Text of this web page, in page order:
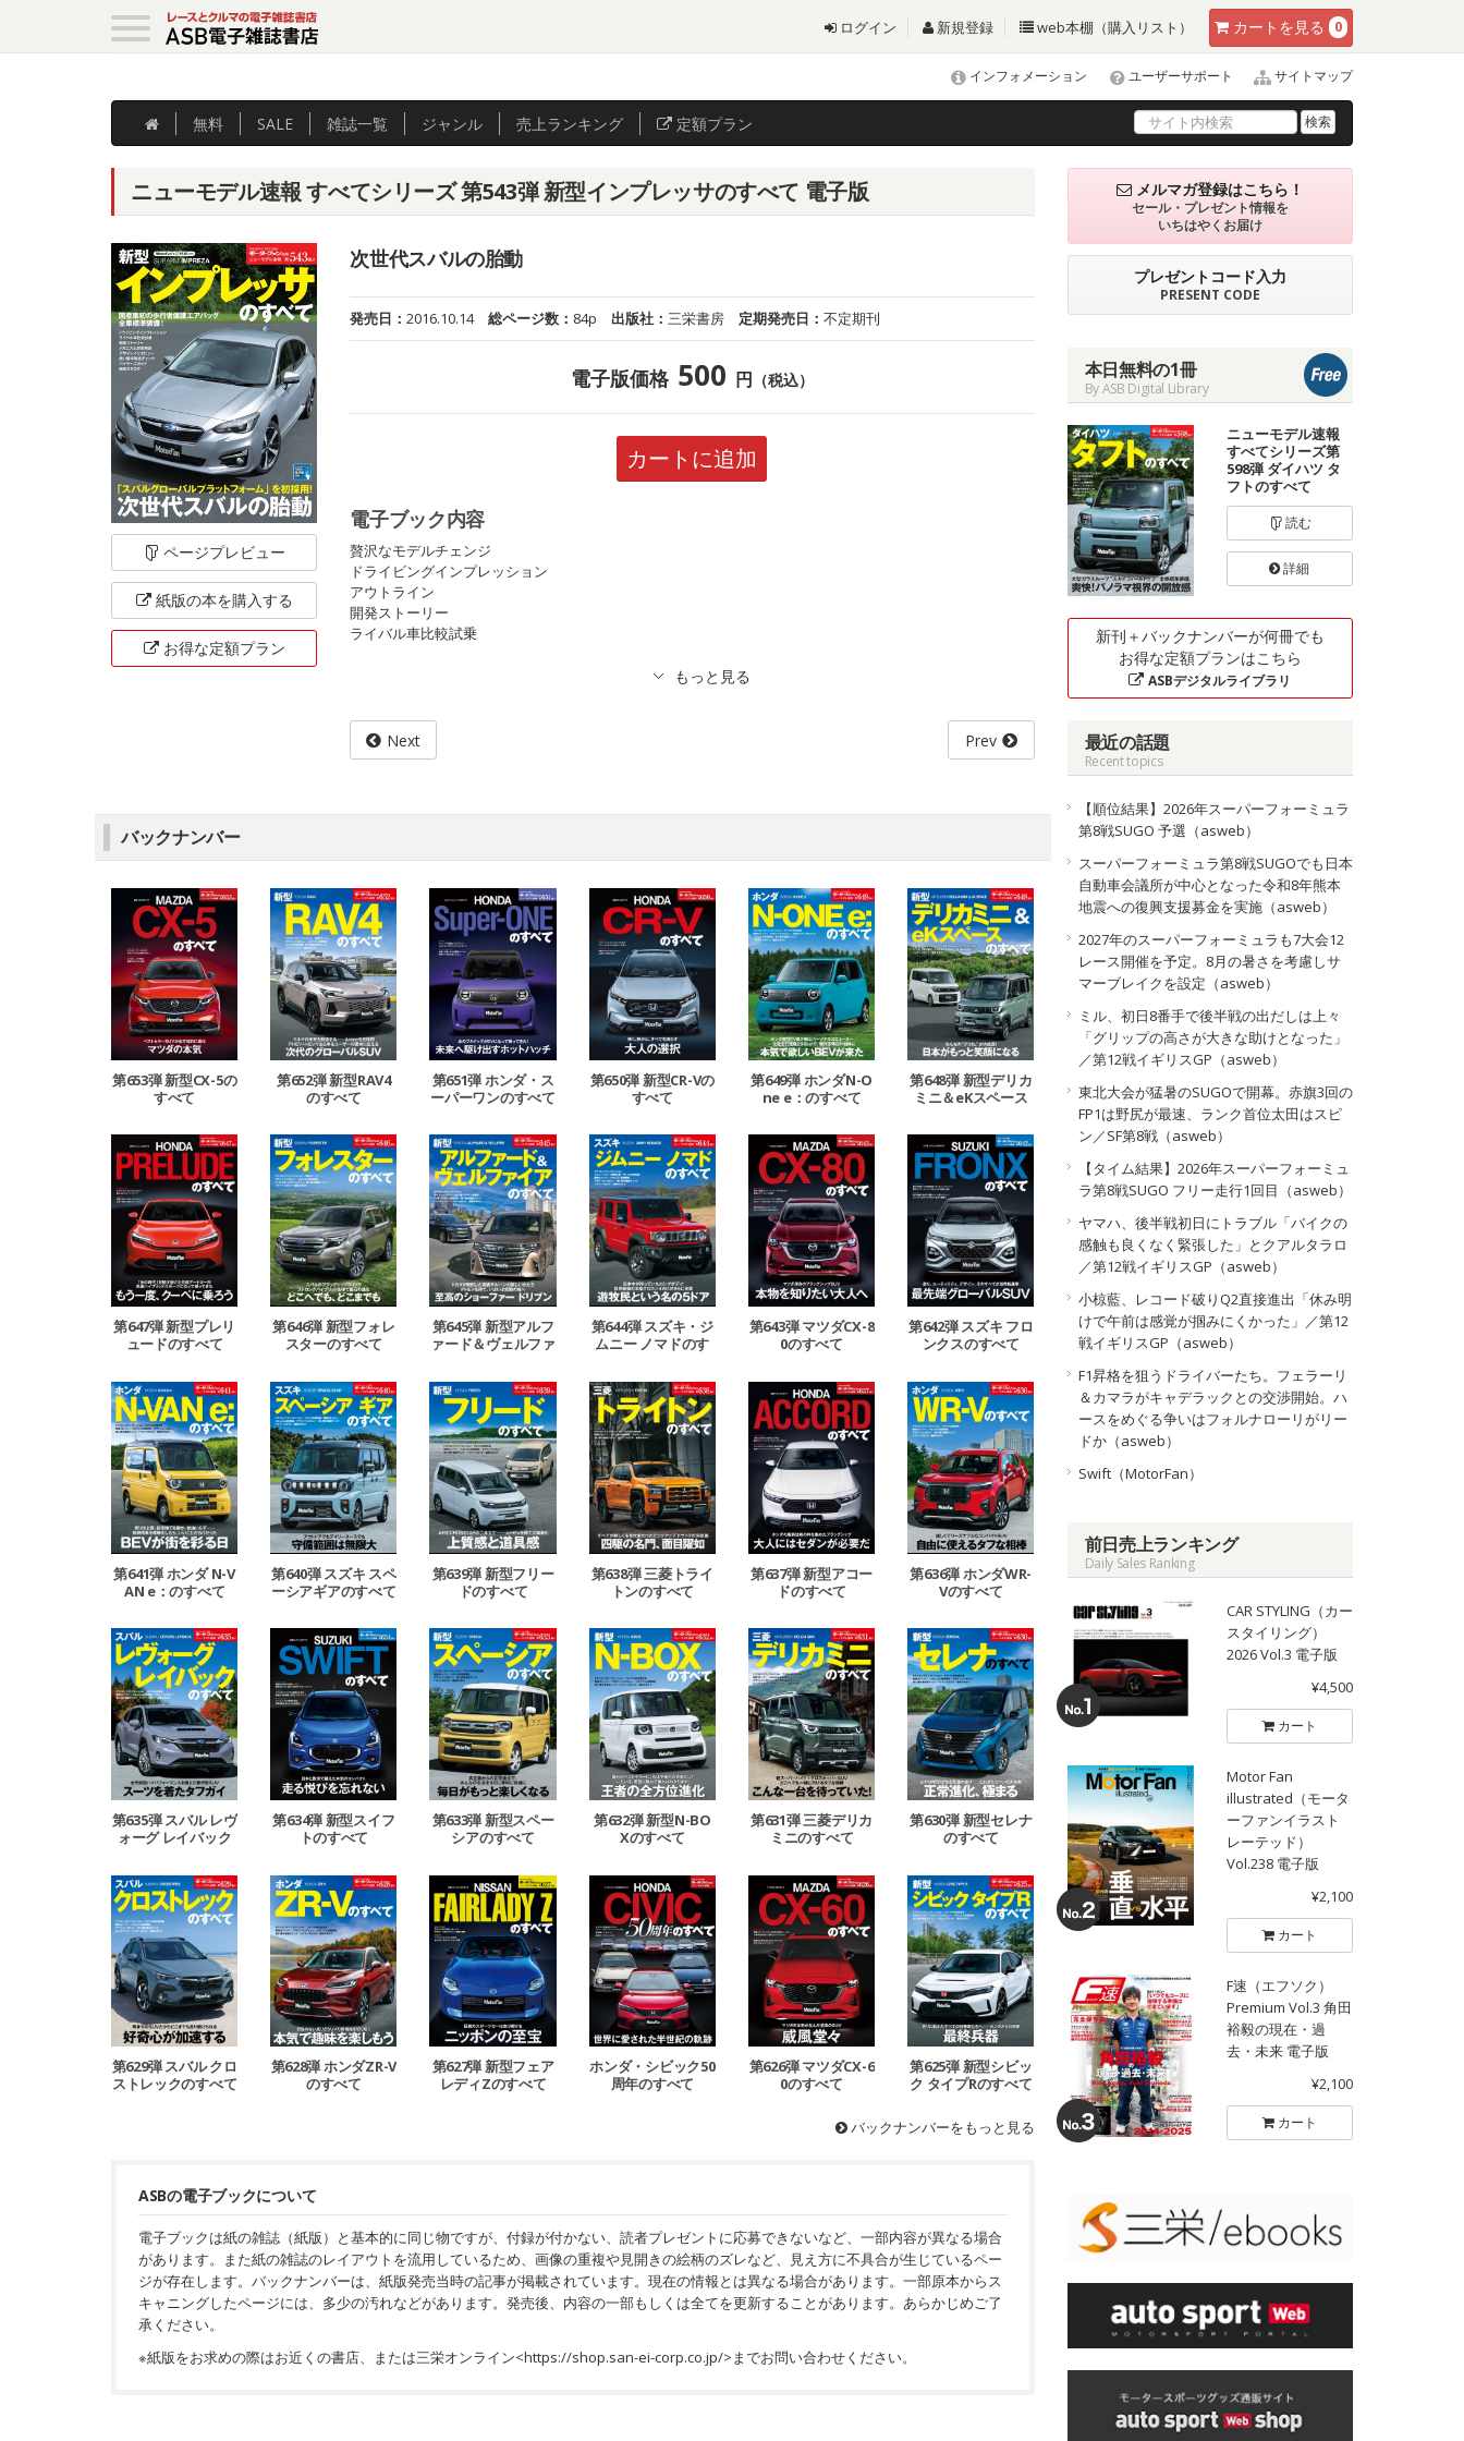
カート を見る 0
ログイン 新規登録 web本棚（購入リスト）
インフォメーション ユーザーサポート サイトマップ
無料 SALE 雑誌一覧 ジャンル 売上ランキング 定額プラン 検索
ニューモデル速報 すべてシリーズ 第543弾 新型インプレッサのすべて 電子版
ページプレビュー
紙版の本を購入する
お得な定額プラン
次世代スバルの胎動
発売日：2016.10.14 総ページ数： 84p 出版社：三栄書房 定期発売日：不定期刊
電子版価格 500 円 （税込）
カートに追加
電子ブック内容
贅沢なモデルチェンジ
ドライビングインプレッション
アウトライン
開発ストーリー
ライバル車比較試乗
Next Prev
バックナンバー
第653弾 新型CX-5の
すべて
第652弾 新型RAV4
のすべて
第651弾 ホンダ・ス
ーパーワンのすべて
第650弾 新型CR-Vの
すべて
第649弾 ホンダN-O
ne e：のすべて
第648弾 新型デリカ
ミニ＆eKスペース
第647弾 新型プレリ
ュードのすべて
第646弾 新型フォレ
スターのすべて
第645弾 新型アルフ
ァード＆ヴェルファ
第644弾 スズキ・ジ
ムニー ノマドのす
第643弾 マツダCX-8
0のすべて
第642弾 スズキ フロ
ンクスのすべて
第641弾 ホンダ N-V
AN e：のすべて
第640弾 スズキ スペ
ーシアギアのすべて
第639弾 新型フリー
ドのすべて
第638弾 三菱トライ
トンのすべて
第637弾 新型アコー
ドのすべて
第636弾 ホンダWR-
Vのすべて
第635弾 スバル レヴ
ォーグ レイバック
第634弾 新型スイフ
トのすべて
第633弾 新型スペー
シアのすべて
第632弾 新型N-BO
Xのすべて
第631弾 三菱デリカ
ミニのすべて
第630弾 新型セレナ
のすべて
第629弾 スバル クロ
ストレックのすべて
第628弾 ホンダZR-V
のすべて
第627弾 新型フェア
レディZのすべて
ホンダ・シビック50
周年のすべて
第626弾 マツダCX-6
0のすべて
第625弾 新型シビッ
ク タイプRのすべて
バックナンバーをもっと見る
ASBの電子ブックについて
電子ブックは紙の雑誌（紙版）と基本的に同じ物ですが、付録が付かない、読者プレゼントに応募できないなど、一部内容が異なる場合
があります。また紙の雑誌のレイアウトを流用しているため、画像の重複や見開きの絵柄のズレなど、見え方に不具合が生じているペー
ジが存在します。バックナンバーは、紙版発売当時の記事が掲載されています。現在の情報とは異なる場合があります。一部原本からス
キャニングしたページには、多少の汚れなどがあります。発売後、内容の一部もしくは全てを更新することがあります。あらかじめご了
承ください。
※紙版をお求めの際はお近くの書店、または三栄オンライン<https://shop.san-ei-corp.co.jp/>までお問い合わせください。
メルマガ登録はこちら！
セール・プレゼント情報を
いちはやくお届け
プレゼントコード入力
PRESENT CODE
本日無料の1冊
By ASB Digital Library
ニューモデル速報
すべてシリーズ第
598弾 ダイハツ タ
フトのすべて
読む
詳細
新刊＋バックナンバーが何冊でも
お得な定額プランはこちら
ASBデジタルライブラリ
最近の話題
Recent topics
【順位結果】2026年スーパーフォーミュラ
第8戦SUGO 予選（asweb）
スーパーフォーミュラ第8戦SUGOでも日本
自動車会議所が中心となった令和8年熊本
地震への復興支援募金を実施（asweb）
2027年のスーパーフォーミュラも7大会12
レース開催を予定。8月の暑さを考慮しサ
マーブレイクを設定（asweb）
ミル、初日8番手で後半戦の出だしは上々
「グリップの高さが大きな助けとなった」
／第12戦イギリスGP（asweb）
東北大会が猛暑のSUGOで開幕。赤旗3回の
FP1は野尻が最速、ランク首位太田はスピ
ン／SF第8戦（asweb）
【タイム結果】2026年スーパーフォーミュ
ラ第8戦SUGO フリー走行1回目（asweb）
ヤマハ、後半戦初日にトラブル「バイクの
感触も良くなく緊張した」とクアルタラロ
／第12戦イギリスGP（asweb）
小椋藍、レコード破りQ2直接進出「休み明
けで午前は感覚が掴みにくかった」／第12
戦イギリスGP（asweb）
F1昇格を狙うドライバーたち。フェラーリ
＆カマラがキャデラックとの交渉開始。ハ
ースをめぐる争いはフォルナローリがリー
ドか（asweb）
Swift（MotorFan）
前日売上ランキング
Daily Sales Ranking
CAR STYLING（カー
スタイリング）
2026 Vol.3 電子版
¥4,500
カート
Motor Fan
illustrated（モータ
ーファンイラスト
レーテッド）
Vol.238 電子版
¥2,100
カート
F速（エフソク）
Premium Vol.3 角田
裕毅の現在・過
去・未来 電子版
¥2,100
カート